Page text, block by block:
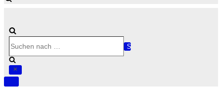
nach …
Navigation